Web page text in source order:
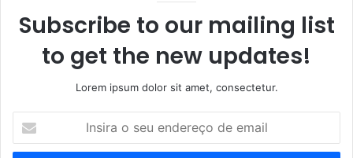
Subscribe to our mailing list
to get the new updates!
Lorem ipsum dolor sit amet, consectetur.
seu